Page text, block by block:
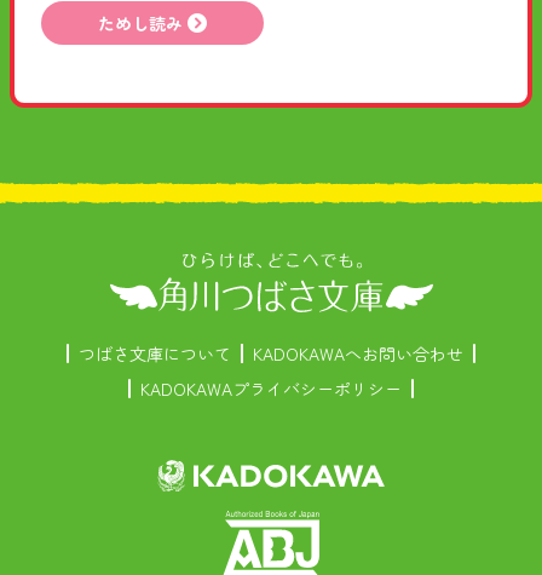
ためし読み
つばさ文庫について
KADOKAWAへお問い合わせ
KADOKAWAプライバシーポリシー